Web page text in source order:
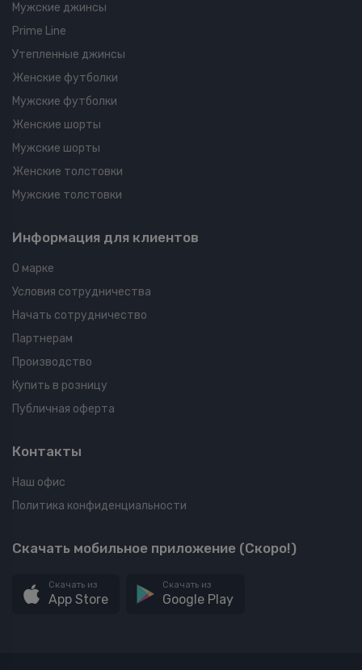
Мужские джинсы
Prime Line
Утепленные джинсы
Женские футболки
Мужские футболки
Женские шорты
Мужские шорты
Женские толстовки
Мужские толстовки
Информация для клиентов
О марке
Условия сотрудничества
Начать сотрудничество
Партнерам
Производство
Купить в розницу
Публичная оферта
Контакты
Наш офис
Политика конфиденциальности
Скачать мобильное приложение (Скоро!)
Скачать из
App Store
Скачать из
Google Play